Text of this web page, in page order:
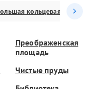
кольцевая
Преображенская
площадь
Чистые пруды